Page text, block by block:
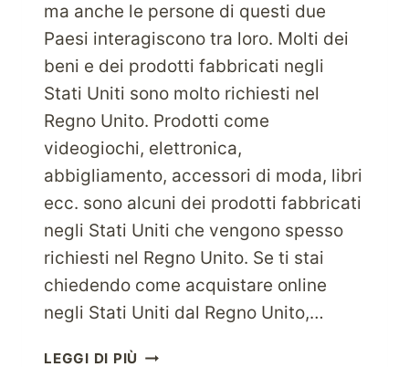
ma anche le persone di questi due
Paesi interagiscono tra loro. Molti dei
beni e dei prodotti fabbricati negli
Stati Uniti sono molto richiesti nel
Regno Unito. Prodotti come
videogiochi, elettronica,
abbigliamento, accessori di moda, libri
ecc. sono alcuni dei prodotti fabbricati
negli Stati Uniti che vengono spesso
richiesti nel Regno Unito. Se ti stai
chiedendo come acquistare online
negli Stati Uniti dal Regno Unito,…
LEGGI DI PIÙ COME